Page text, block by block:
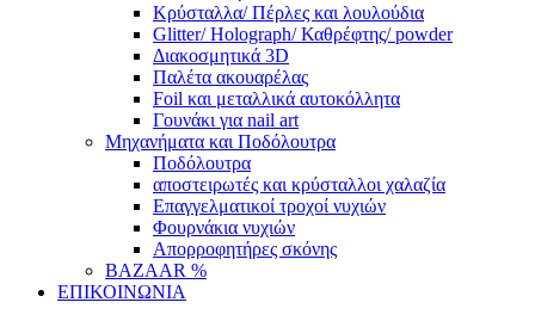
Κρύσταλλα/ Πέρλες και λουλούδια
Glitter/ Holograph/ Καθρέφτης/ powder
Διακοσμητικά 3D
Παλέτα ακουαρέλας
Foil και μεταλλικά αυτοκόλλητα
Γουνάκι για nail art
Μηχανήματα και Ποδόλουτρα
Ποδόλουτρα
αποστειρωτές και κρύσταλλοι χαλαζία
Επαγγελματικοί τροχοί νυχιών
Φουρνάκια νυχιών
Απορροφητήρες σκόνης
BAZAAR %
ΕΠΙΚΟΙΝΩΝΙΑ